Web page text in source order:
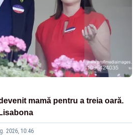
mamă pentru a treia oară.
2026, 10:46